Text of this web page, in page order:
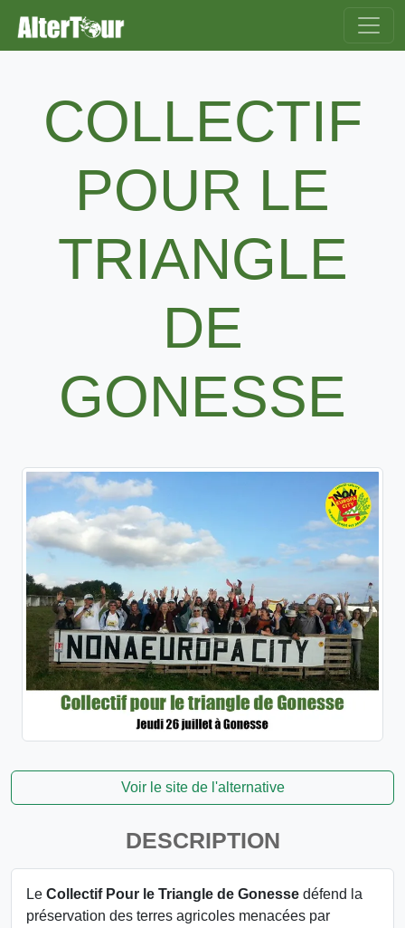
COLLECTIF
POUR LE
TRIANGLE
DE
GONESSE
Voir le site de l'alternative
DESCRIPTION
Le Collectif Pour le Triangle de Gonesse défend la
préservation des terres agricoles menacées par